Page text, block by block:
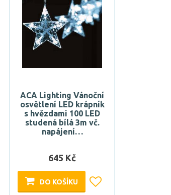
ACA Lighting Vánoční
osvětlení LED krápník
s hvězdami 100 LED
studená bílá 3m vč.
napájení…
645 Kč
DO KOŠÍKU